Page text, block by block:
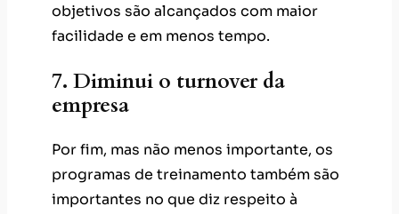
objetivos são alcançados com maior
facilidade e em menos tempo.
7. Diminui o turnover da
empresa
Por fim, mas não menos importante, os
programas de treinamento também são
importantes no que diz respeito à